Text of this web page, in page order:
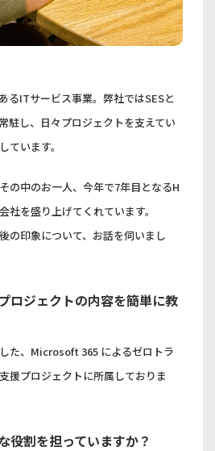
るITサービス事業。弊社ではSESと
駐し、日々プロジェクトを支えてい
ています。
の中のお一人、今年で7年目となるH
社を盛り上げてくれています。
の印象について、お話を伺いまし
ロジェクトの内容を簡単に教
た、Microsoft 365 によるゼロトラ
援プロジェクトに所属しておりま
役割を担っていますか？